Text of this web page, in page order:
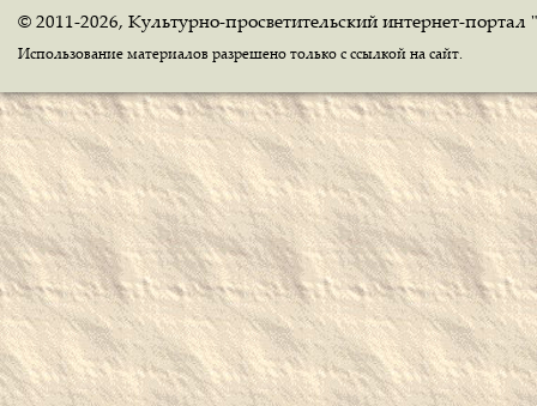
© 2011-2026, Культурно-просветительский интернет-
Использование материалов разрешено только с ссылкой на сайт.